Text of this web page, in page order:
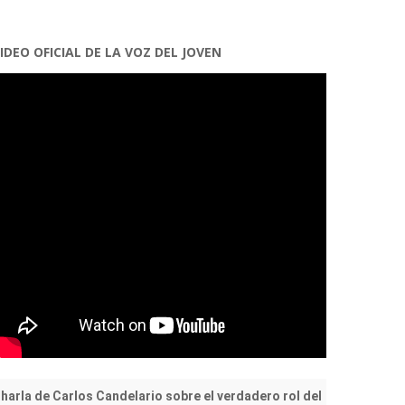
OFICIAL DE LA VOZ DEL JOVEN
de Carlos Candelario sobre el verdadero rol del